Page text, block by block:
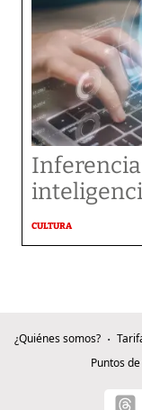
CULTURA
¿Quiénes somos?
Puntos